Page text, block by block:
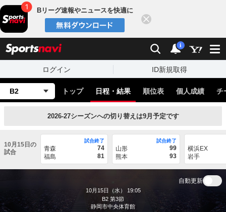
Bリーグ速報やニュースを快適に
検索 通知
i
ログイン ID新規取得
B2 トップ 日程・結果 順位表 個人成績 チ
2026-27シーズンへの切り替えは9月予定です
10月15日の
試合
試合終了
青森
74
福島
81
試合終了
山形
99
熊本
93
横浜EX
岩手